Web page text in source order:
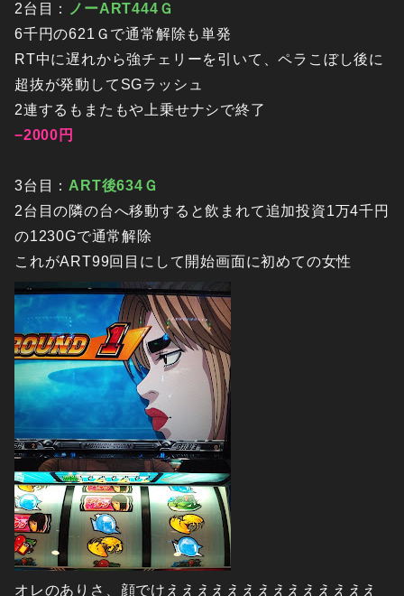
2台目：
ノーART444Ｇ
6千円の621Ｇで通常解除も単発
RT中に遅れから強チェリーを引いて、ペラこぼし後に
超抜が発動してSGラッシュ
2連するもまたもや上乗せナシで終了
−2000円
3台目： ART後634Ｇ
2台目の隣の台へ移動すると飲まれて追加投資1万4千円
の1230Gで通常解除
これがART99回目にして開始画面に初めての女性
オレのありさ、顔でけええええええええええええええ